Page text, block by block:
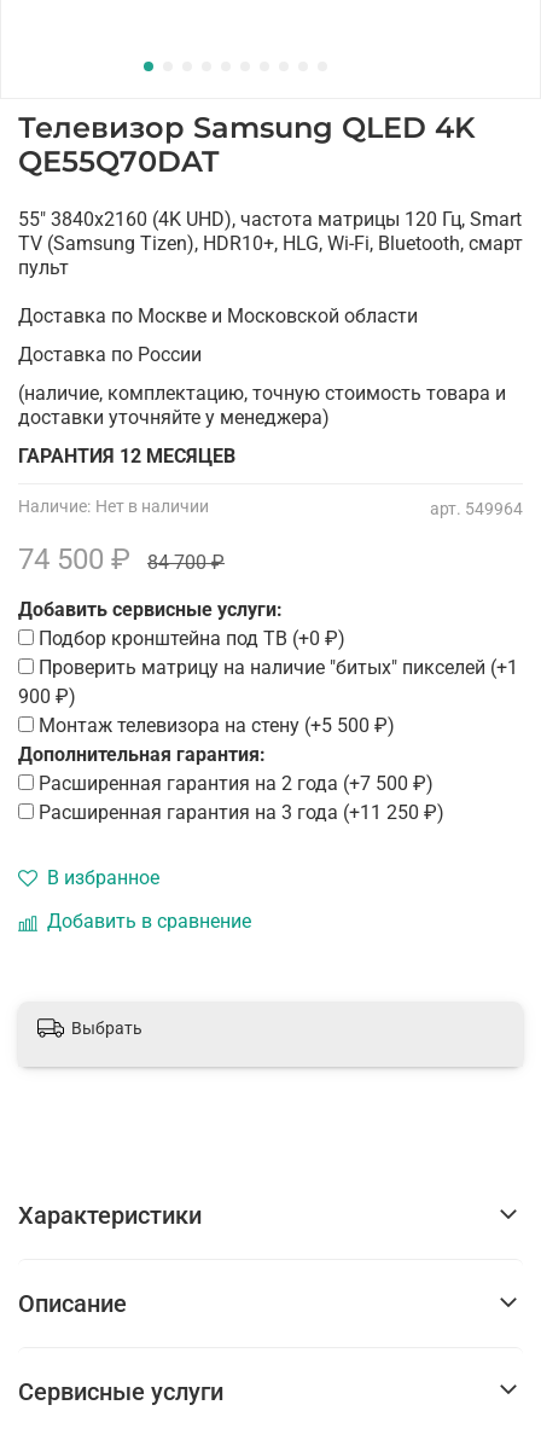
арт. 549964
Наличие: Нет в наличии
Телевизор Samsung QLED 4K
QE55Q70DAT
74 500 ₽ 84 700 ₽
В избранное
Добавить в сравнение
Дополнительная гарантия:
Расширенная гарантия на 2 года (+7 500 ₽)
Расширенная гарантия на 3 года (+11 250 ₽)
Добавить сервисные услуги:
Подбор кронштейна под ТВ (+0 ₽)
Проверить матрицу на наличие "битых" пикселей (+1
900 ₽)
Монтаж телевизора на стену (+5 500 ₽)
55" 3840x2160 (4K UHD), частота матрицы 120 Гц, Smart
TV (Samsung Tizen), HDR10+, HLG, Wi-Fi, Bluetooth, смарт
пульт
Доставка по Москве и Московской области
Доставка по России
(наличие, комплектацию, точную стоимость товара и
доставки уточняйте у менеджера)
ГАРАНТИЯ 12 МЕСЯЦЕВ
Выбрать
Характеристики
Описание
Сервисные услуги